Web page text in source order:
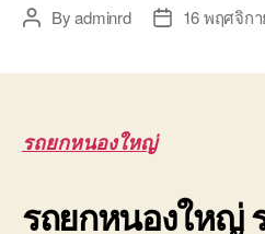
PostByadminrd
Post16 พฤศจิก
รถยกหนองใหญ่
รถยกหนองใหญ่